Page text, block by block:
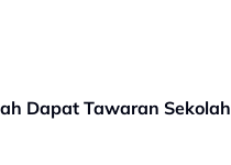
Dapat Tawaran Sekolah